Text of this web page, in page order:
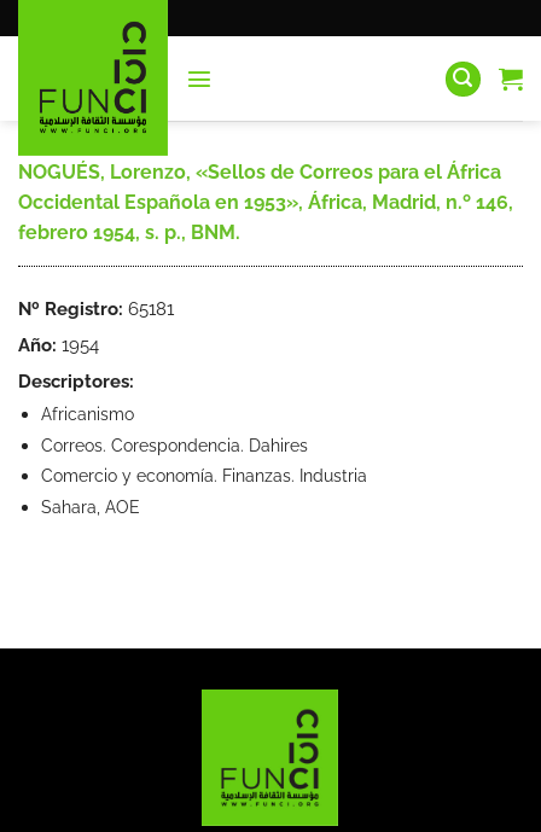
al
NOGUÉS, Lorenzo, «Sellos de Correos para el África
Occidental Española en 1953», África, Madrid, n.º 146,
febrero 1954, s. p., BNM.
Nº Registro: 65181
Año: 1954
Descriptores:
Africanismo
Correos. Corespondencia. Dahires
Comercio y economía. Finanzas. Industria
Sahara, AOE